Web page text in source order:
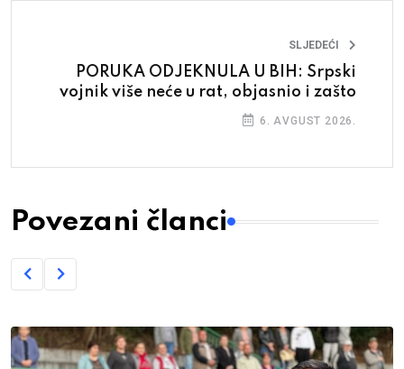
SLJEDEĆI
PORUKA ODJEKNULA U BIH: Srpski
vojnik više neće u rat, objasnio i zašto
6. AVGUST 2026.
Povezani članci